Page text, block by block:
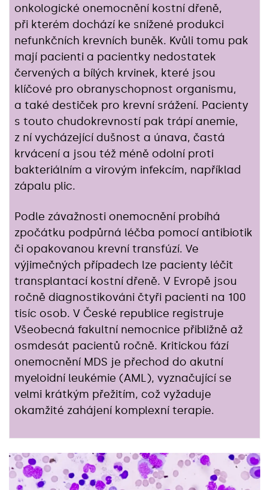
onkologické onemocnění kostní dřeně,
při kterém dochází ke snížené produkci
nefunkčních krevních buněk. Kvůli tomu pak
mají pacienti a pacientky nedostatek
červených a bílých krvinek, které jsou
klíčové pro obranyschopnost organismu,
a také destiček pro krevní srážení. Pacienty
s touto chudokrevností pak trápí anemie,
z ní vycházející dušnost a únava, častá
krvácení a jsou též méně odolní proti
bakteriálním a virovým infekcím, například
zápalu plic.
Podle závažnosti onemocnění probíhá
zpočátku podpůrná léčba pomocí antibiotik
či opakovanou krevní transfúzí. Ve
výjimečných případech lze pacienty léčit
transplantací kostní dřeně. V Evropě jsou
ročně diagnostikováni čtyři pacienti na 100
tisíc osob. V České republice registruje
Všeobecná fakultní nemocnice přibližně až
osmdesát pacientů ročně. Kritickou fází
onemocnění MDS je přechod do akutní
myeloidní leukémie (AML), vyznačující se
velmi krátkým přežitím, což vyžaduje
okamžité zahájení komplexní terapie.